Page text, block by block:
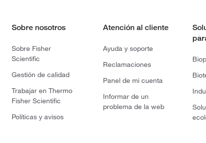
Sobre nosotros
Sobre Fisher
Scientific
Gestión de calidad
Trabajar en Thermo
Fisher Scientific
Políticas y avisos
Atención al cliente
Ayuda y soporte
Reclamaciones
Panel de mi cuenta
Informar de un
problema de la web